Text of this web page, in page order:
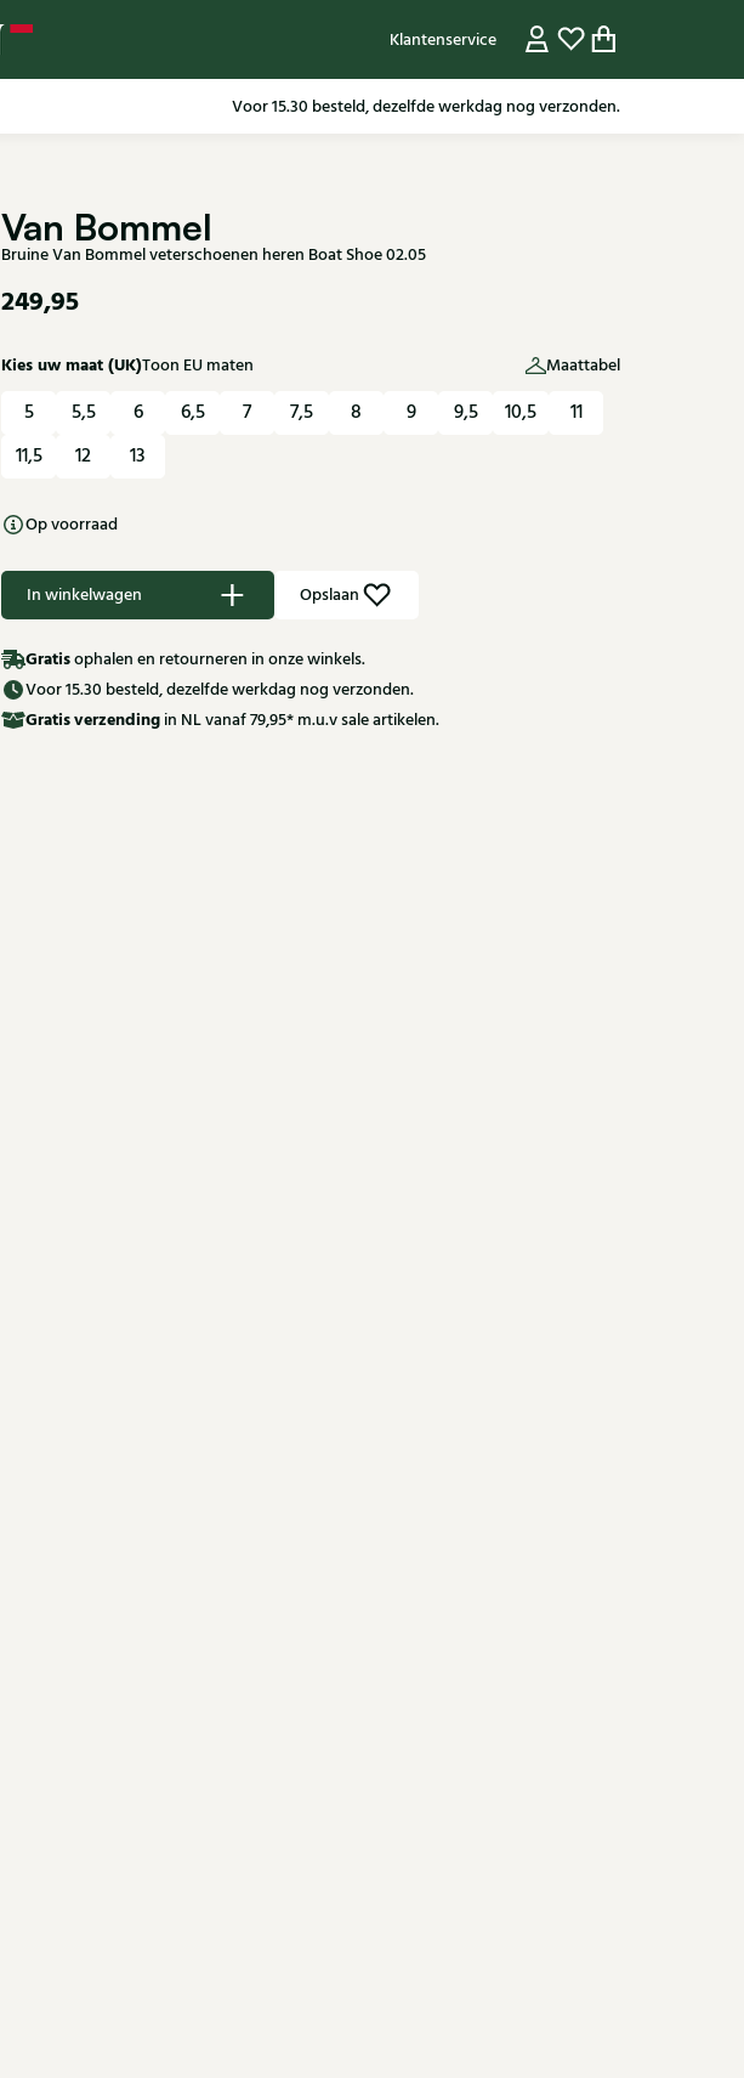
Klantenservice
Gratis verzending in NL vanaf 79,95* m.u.v sale artikelen.
Van Bommel
Bruine Van Bommel veterschoenen heren Boat Shoe 02.05
249,95
Kies uw maat (UK)Toon EU maten Maattabel
5 5,5 6 6,5 7 7,5 8 9 9,5 10,5
11
11,5
12 13
Op voorraad
In winkelwagen Opslaan
Gratisophalen en retourneren in onze winkels.
Voor 15.30 besteld, dezelfde werkdag nog verzonden.
Gratisverzending in NL vanaf 79,95* m.u.v sale artikelen.